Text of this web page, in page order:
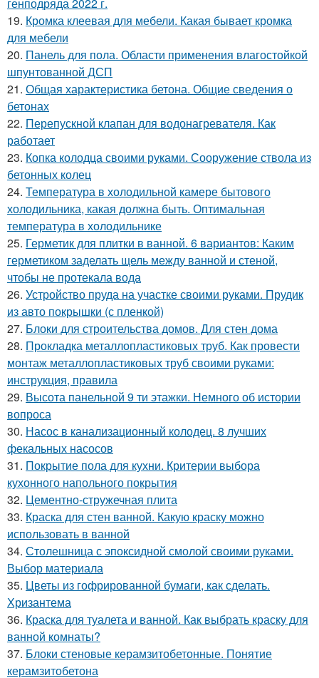
19. Кромка клеевая для мебели. Какая бывает кромка
для мебели
20. Панель для пола. Области применения влагостойкой
шпунтованной ДСП
21. Общая характеристика бетона. Общие сведения о
бетонах
22. Перепускной клапан для водонагревателя. Как
работает
23. Копка колодца своими руками. Сооружение ствола из
бетонных колец
24. Температура в холодильной камере бытового
холодильника, какая должна быть. Оптимальная
температура в холодильнике
25. Герметик для плитки в ванной. 6 вариантов: Каким
герметиком заделать щель между ванной и стеной,
чтобы не протекала вода
26. Устройство пруда на участке своими руками. Прудик
из авто покрышки (с пленкой)
27. Блоки для строительства домов. Для стен дома
28. Прокладка металлопластиковых труб. Как провести
монтаж металлопластиковых труб своими руками:
инструкция, правила
29. Высота панельной 9 ти этажки. Немного об истории
вопроса
30. Насос в канализационный колодец. 8 лучших
фекальных насосов
31. Покрытие пола для кухни. Критерии выбора
кухонного напольного покрытия
32. Цементно-стружечная плита
33. Краска для стен ванной. Какую краску можно
использовать в ванной
34. Столешница с эпоксидной смолой своими руками.
Выбор материала
35. Цветы из гофрированной бумаги, как сделать.
Хризантема
36. Краска для туалета и ванной. Как выбрать краску для
ванной комнаты?
37. Блоки стеновые керамзитобетонные. Понятие
керамзитобетона